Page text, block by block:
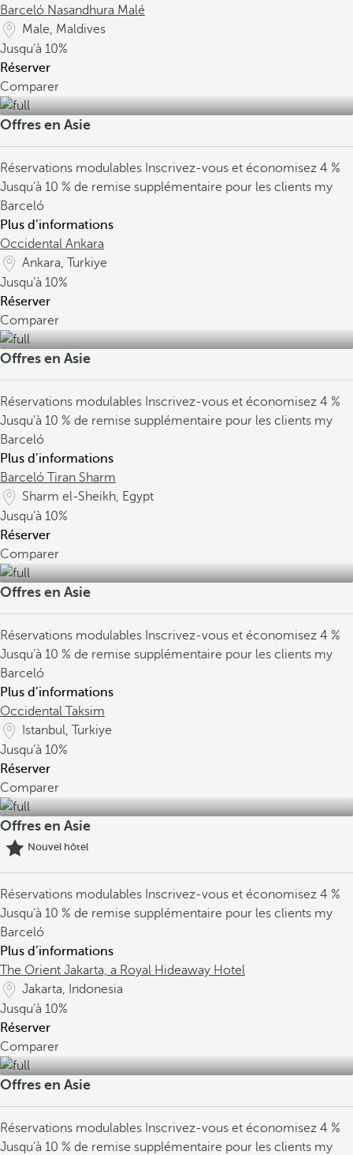
Barceló Nasandhura Malé
Male, Maldives
Jusqu’à 10%
Réserver
Comparer
Offres en Asie
Réservations modulables Inscrivez-vous et économisez 4 %
Jusqu’à 10 % de remise supplémentaire pour les clients my
Barceló
Plus d’informations
Occidental Ankara
Ankara, Turkiye
Jusqu’à 10%
Réserver
Comparer
Offres en Asie
Réservations modulables Inscrivez-vous et économisez 4 %
Jusqu’à 10 % de remise supplémentaire pour les clients my
Barceló
Plus d’informations
Barceló Tiran Sharm
Sharm el-Sheikh, Egypt
Jusqu’à 10%
Réserver
Comparer
Offres en Asie
Réservations modulables Inscrivez-vous et économisez 4 %
Jusqu’à 10 % de remise supplémentaire pour les clients my
Barceló
Plus d’informations
Occidental Taksim
Istanbul, Turkiye
Jusqu’à 10%
Réserver
Comparer
Offres en Asie
Nouvel hôtel
Réservations modulables Inscrivez-vous et économisez 4 %
Jusqu’à 10 % de remise supplémentaire pour les clients my
Barceló
Plus d’informations
The Orient Jakarta, a Royal Hideaway Hotel
Jakarta, Indonesia
Jusqu’à 10%
Réserver
Comparer
Offres en Asie
Réservations modulables Inscrivez-vous et économisez 4 %
Jusqu’à 10 % de remise supplémentaire pour les clients my